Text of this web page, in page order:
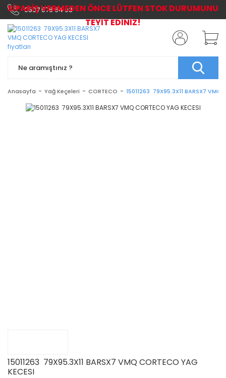
0507 576 64 03
Anasayfa Yağ Keçeleri CORTECO 15011263 79X95.3X11 BARSX7 VMQ
15011263 79X95.3X11 BARSX7 VMQ CORTECO YAG
KECESI
SİPARİŞ VERMEDEN ÖNCE LÜTFEN STOK DURUMUNU
TEYİT EDİNİZ!